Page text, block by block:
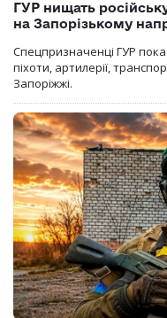
ГУР нищать
на Запорізькому
Спецпризначенці ГУР
піхоти, артилерії,
Запоріжжі.